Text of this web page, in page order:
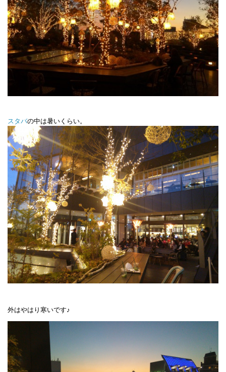
スタバの中は暑いくらい。
外はやはり寒いです♪